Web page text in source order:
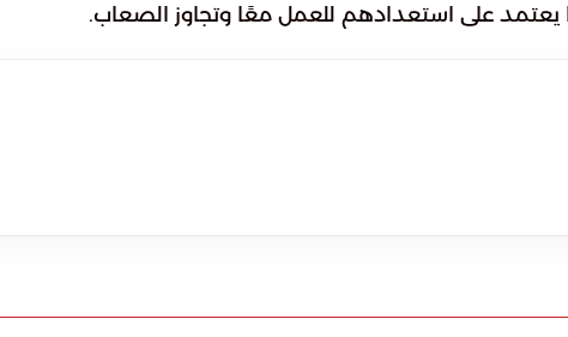
يعتمد على استعدادهم للعمل معًا وتجاوز الصعاب.